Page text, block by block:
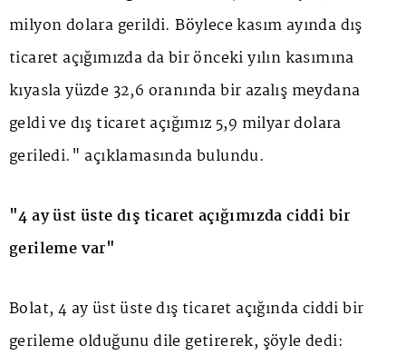
milyon dolara gerildi. Böylece kasım ayında dış
ticaret açığımızda da bir önceki yılın kasımına
kıyasla yüzde 32,6 oranında bir azalış meydana
geldi ve dış ticaret açığımız 5,9 milyar dolara
geriledi." açıklamasında bulundu.
"4 ay üst üste dış ticaret açığımızda ciddi bir
gerileme var"
Bolat, 4 ay üst üste dış ticaret açığında ciddi bir
gerileme olduğunu dile getirerek, şöyle dedi: